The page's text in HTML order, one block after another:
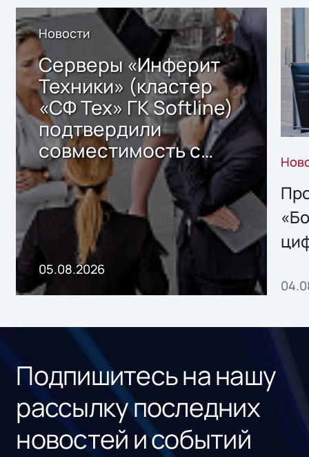
Новости
Серверы «Инферит
Техники» (кластер
«СФ Тех» ГК Softline)
подтвердили
совместимость с
решением Sharx
Storage 2.x для
хранения данных
05.08.2026
Подпишитесь на нашу
рассылку последних
новостей и событий